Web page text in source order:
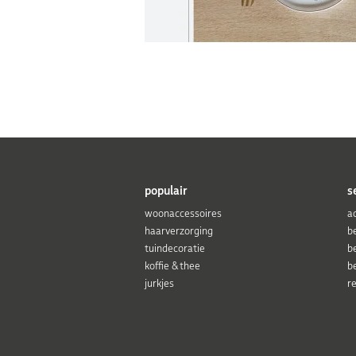
populair
woonaccessoires
haarverzorging
tuindecoratie
koffie & thee
jurkjes